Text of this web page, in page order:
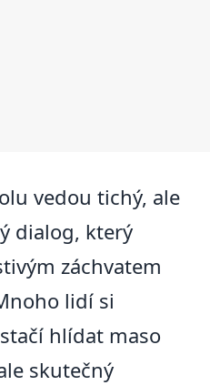
vedou tichý, ale
dialog, který
záchvatem
lidí si
hlídat maso
skutečný